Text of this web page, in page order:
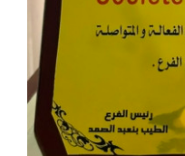
English
Français